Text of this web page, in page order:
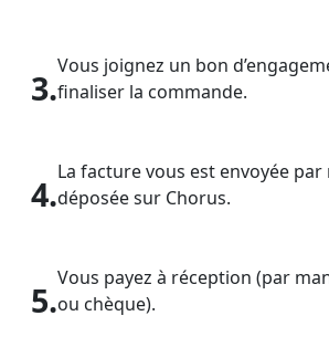
3.
Vous joignez un bon
finaliser la commande.
4.
La facture vous est envoyée
déposée sur Chorus.
5.
Vous payez à réception (par
ou chèque).